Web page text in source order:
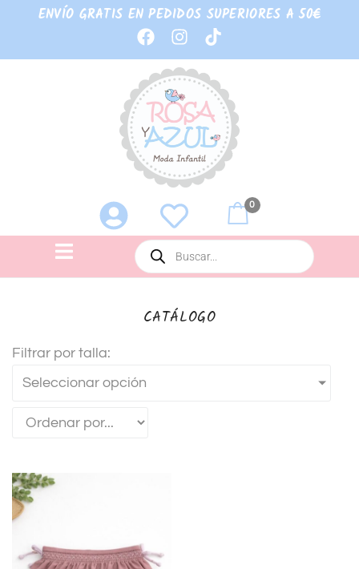
ENVÍO GRATIS EN PEDIDOS SUPERIORES A 50€
0
CATÁLOGO
Filtrar por talla:
Seleccionar opción